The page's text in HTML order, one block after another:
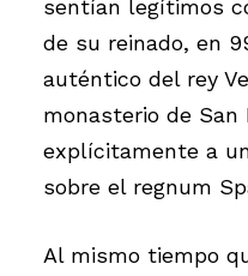
sentían legítimos
de su reinado, en
auténtico del rey
monasterio de San
explícitamente a
sobre el regnum
Al mismo tiempo